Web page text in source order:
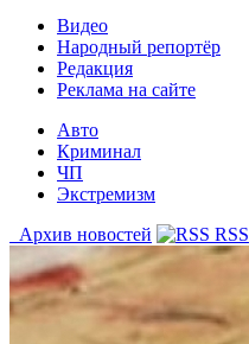
Видео
Народный репортёр
Редакция
Реклама на сайте
Авто
Криминал
ЧП
Экстремизм
Архив новостей
RSS